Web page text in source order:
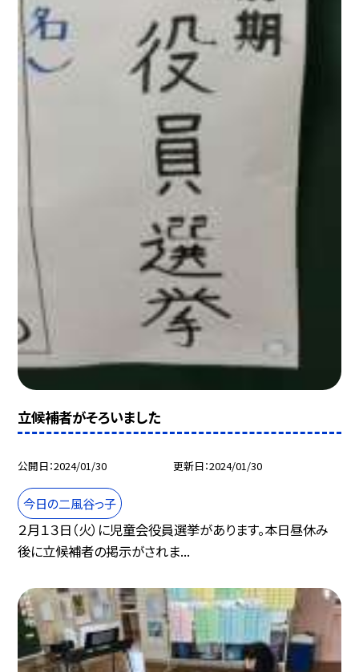
立候補者がそろいました
公開日 2024/01/30 更新日 2024/01/30
今日の二風谷っ子
２月１３日（火）に児童会役員選挙があります。本日昼休み
後に立候補者の掲示がされま...